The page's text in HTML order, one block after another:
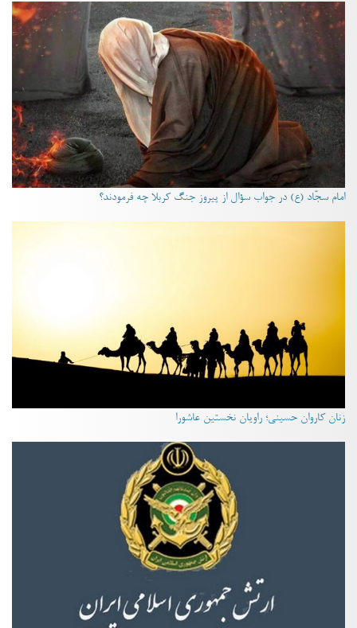
امام سجّاد (ع) در جواب سؤال از پیروز جنگ کربلا چه فرمودند؟
زنان کاروان حسینی؛ راویان نخستین عاشورا